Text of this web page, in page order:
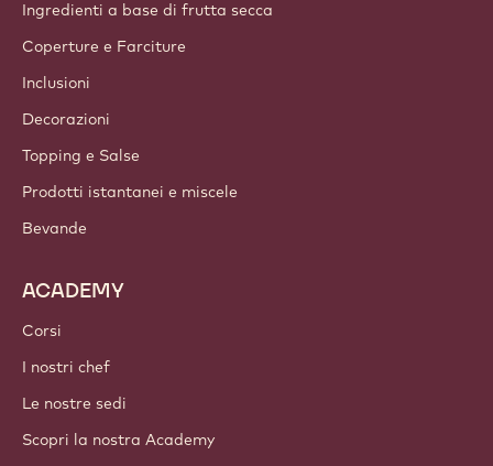
Ingredienti a base di frutta secca
Coperture e Farciture
Inclusioni
Decorazioni
Topping e Salse
Prodotti istantanei e miscele
Bevande
ACADEMY
Corsi
I nostri chef
Le nostre sedi
Scopri la nostra Academy